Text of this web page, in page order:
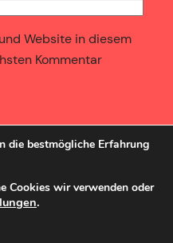
Website in diesem
Kommentar
die bestmögliche Erfahrung
Cookies wir verwenden oder
.